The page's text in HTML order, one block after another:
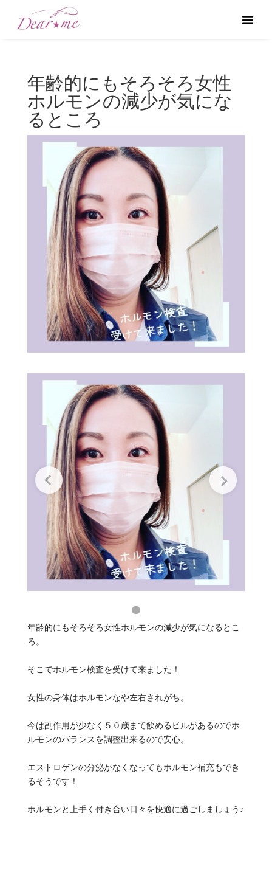
年齢的にもそろそろ女性
ホルモンの減少が気にな
るところ
年齢的にもそろそろ女性ホルモンの減少が気になるとこ
ろ。
そこでホルモン検査を受けて来ました！
女性の身体はホルモンなや左右されがち。
今は副作用が少なく５０歳まて飲めるピルがあるのでホ
ルモンのバランスを調整出来るので安心。
エストロゲンの分泌がなくなってもホルモン補充もでき
るそうです！
ホルモンと上手く付き合い日々を快適に過ごしましょう♪